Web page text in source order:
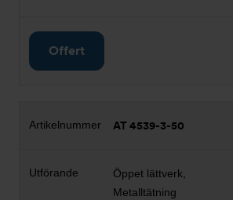
Offert
AT 4539-3-50
Öppet lättverk,
Metalltätning